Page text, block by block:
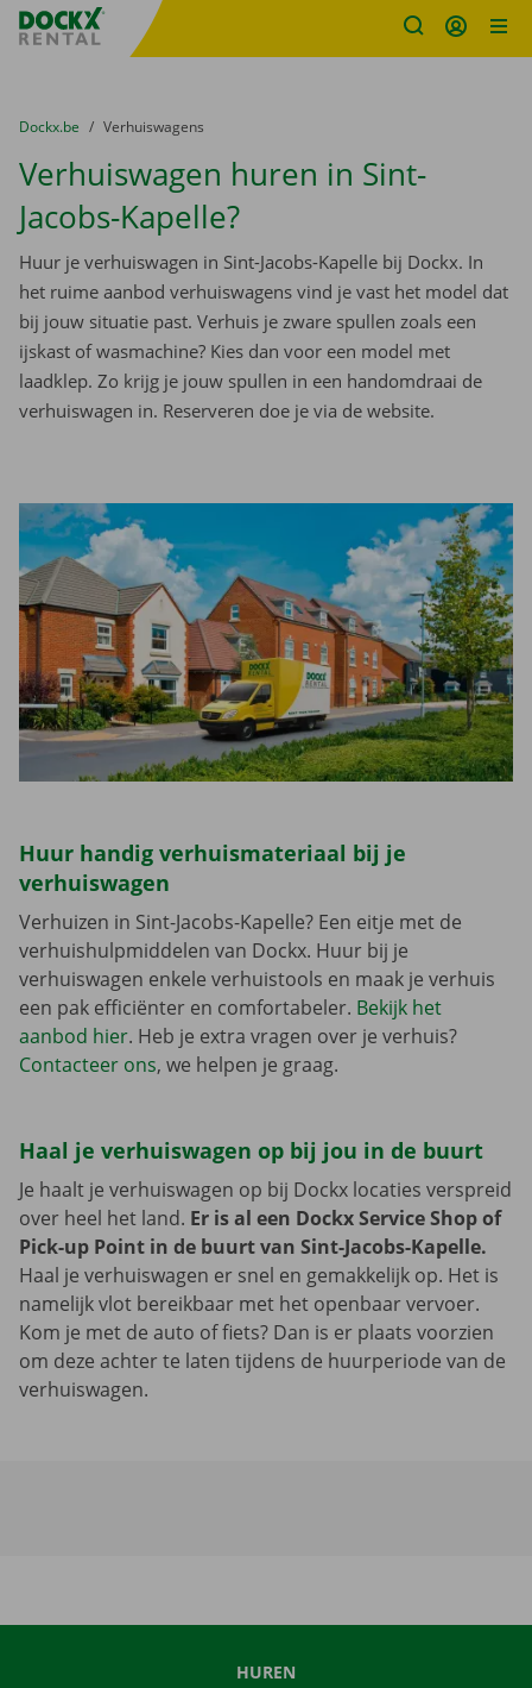
Fratello DEMO
U bevindt zich hier:
van
Dockx.be naar
Verhuiswagens
Verhuiswagen huren in Sint-
Jacobs-Kapelle?
Huur je verhuiswagen in Sint-Jacobs-Kapelle bij Dockx. In
het ruime aanbod verhuiswagens vind je vast het model dat
bij jouw situatie past. Verhuis je zware spullen zoals een
ijskast of wasmachine? Kies dan voor een model met
laadklep. Zo krijg je jouw spullen in een handomdraai de
verhuiswagen in. Reserveren doe je via de website.
Huur handig verhuismateriaal bij je
verhuiswagen
Verhuizen in Sint-Jacobs-Kapelle? Een eitje met de
verhuishulpmiddelen van Dockx. Huur bij je
verhuiswagen enkele verhuistools en maak je verhuis
een pak efficiënter en comfortabeler. Bekijk het
aanbod hier. Heb je extra vragen over je verhuis?
Contacteer ons, we helpen je graag.
Haal je verhuiswagen op bij jou in de buurt
Je haalt je verhuiswagen op bij Dockx locaties verspreid
over heel het land. Er is al een Dockx Service Shop of
Pick-up Point in de buurt van Sint-Jacobs-Kapelle.
Haal je verhuiswagen er snel en gemakkelijk op. Het is
namelijk vlot bereikbaar met het openbaar vervoer.
Kom je met de auto of fiets? Dan is er plaats voorzien
om deze achter te laten tijdens de huurperiode van de
verhuiswagen.
HUREN